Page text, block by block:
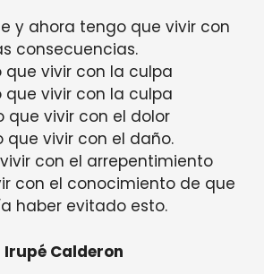
y ahora tengo que vivir con
consecuencias.
que vivir con la culpa
que vivir con la culpa
que vivir con el dolor
que vivir con el daño.
con el arrepentimiento
con el conocimiento de que
haber evitado esto.
Irupé Calderon